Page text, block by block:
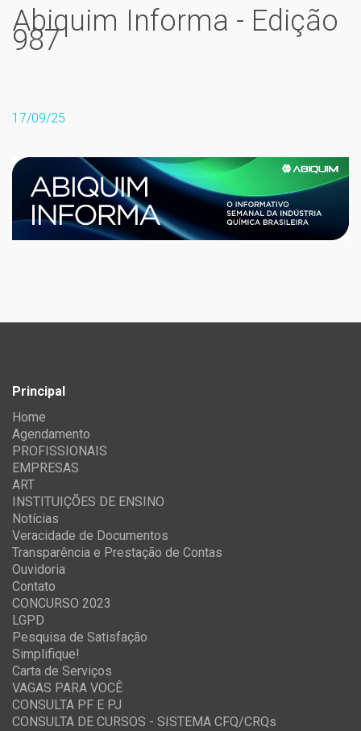
Abiquim Informa - Edição
987
17/09/25
Principal
Home
Agendamento
PROFISSIONAIS
EMPRESAS
ART
INSTITUIÇÕES DE ENSINO
Notícias
Veracidade de Documentos
Transparência e Prestação de Contas
Ouvidoria
Contato
CONCURSO 2023
LGPD
Pesquisa de Satisfação
Simplifique!
Carta de Serviços
VAGAS PARA VOCÊ
CONSULTA PF E PJ
CONSULTA DE CURSOS - SISTEMA CFQ/CRQs